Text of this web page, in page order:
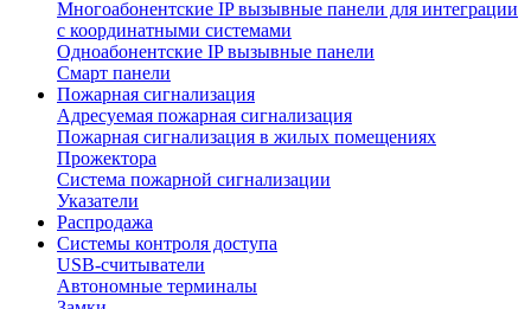
Многоабонентские IP вызывные панели для интеграции
с координатными системами
Одноабонентские IP вызывные панели
Смарт панели
Пожарная сигнализация
Адресуемая пожарная сигнализация
Пожарная сигнализация в жилых помещениях
Прожектора
Система пожарной сигнализации
Указатели
Распродажа
Системы контроля доступа
USB-считыватели
Автономные терминалы